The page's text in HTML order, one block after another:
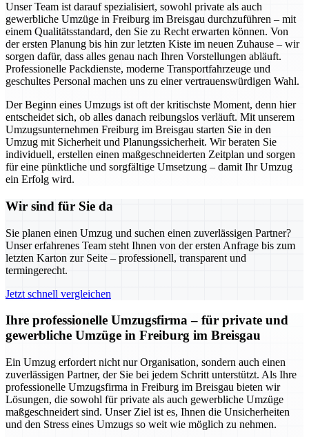
Unser Team ist darauf spezialisiert, sowohl private als auch
gewerbliche Umzüge in Freiburg im Breisgau durchzuführen – mit
einem Qualitätsstandard, den Sie zu Recht erwarten können. Von
der ersten Planung bis hin zur letzten Kiste im neuen Zuhause – wir
sorgen dafür, dass alles genau nach Ihren Vorstellungen abläuft.
Professionelle Packdienste, moderne Transportfahrzeuge und
geschultes Personal machen uns zu einer vertrauenswürdigen Wahl.
Der Beginn eines Umzugs ist oft der kritischste Moment, denn hier
entscheidet sich, ob alles danach reibungslos verläuft. Mit unserem
Umzugsunternehmen Freiburg im Breisgau starten Sie in den
Umzug mit Sicherheit und Planungssicherheit. Wir beraten Sie
individuell, erstellen einen maßgeschneiderten Zeitplan und sorgen
für eine pünktliche und sorgfältige Umsetzung – damit Ihr Umzug
ein Erfolg wird.
Wir sind für Sie da
Sie planen einen Umzug und suchen einen zuverlässigen Partner?
Unser erfahrenes Team steht Ihnen von der ersten Anfrage bis zum
letzten Karton zur Seite – professionell, transparent und
termingerecht.
Jetzt schnell vergleichen
Ihre professionelle Umzugsfirma – für private und
gewerbliche Umzüge in Freiburg im Breisgau
Ein Umzug erfordert nicht nur Organisation, sondern auch einen
zuverlässigen Partner, der Sie bei jedem Schritt unterstützt. Als Ihre
professionelle Umzugsfirma in Freiburg im Breisgau bieten wir
Lösungen, die sowohl für private als auch gewerbliche Umzüge
maßgeschneidert sind. Unser Ziel ist es, Ihnen die Unsicherheiten
und den Stress eines Umzugs so weit wie möglich zu nehmen.